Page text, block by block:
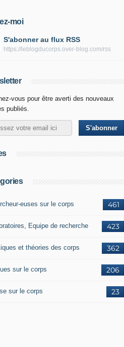
moi
S'abonner au flux RSS
https://leblogducorps.over-blog.com/rss
vous pour être averti des nouveaux
publiés.
461
euses sur le corps
423
Equipe de recherche
362
et théories des corps
206
sur le corps
23
sur le corps